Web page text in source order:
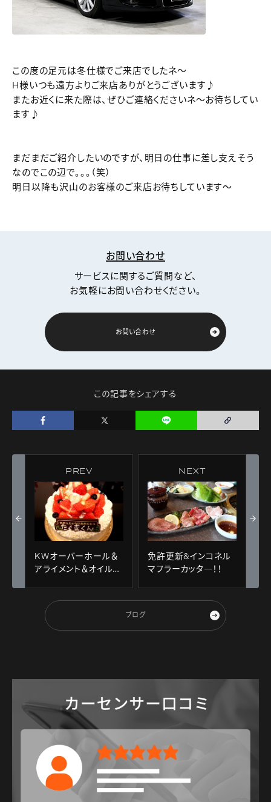
この度の足元は冬仕様でご来店でしたネ～
H様いつも遠方よりご来店ありがとうございます♪
またお近くに来た際は、ぜひご連絡くださいネ～お待ちしてい
ます♪
まだまだご紹介したいのですが、明日の仕事に差し支えそう
なのでこの辺で。。。（笑）
明日以降も沢山のお客様のご来店お待ちしています～
お問い合わせ
サービスに関するご質問など、
お気軽にお問い合わせください。
お問い合わせ
この記事をシェアする
PREV
KWオーバーホール＆
アライメント＆オイル交
NEXT
免許更新&インコネル
マフラーカッタ―！！
ブログ